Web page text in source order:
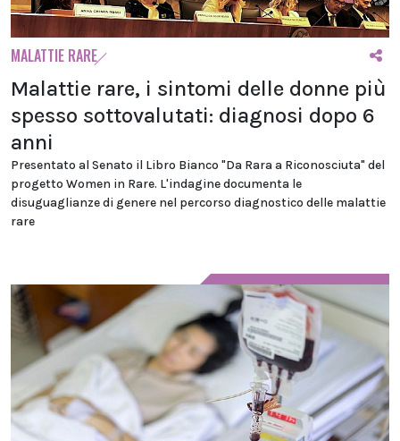
MALATTIE RARE
Malattie rare, i sintomi delle donne più
spesso sottovalutati: diagnosi dopo 6
anni
Presentato al Senato il Libro Bianco "Da Rara a Riconosciuta" del
progetto Women in Rare. L'indagine documenta le
disuguaglianze di genere nel percorso diagnostico delle malattie
rare